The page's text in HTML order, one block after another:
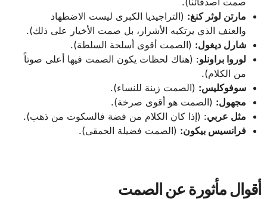
مارتن لوثر كنغ: (التراجيديا الكبرى ليست الاضطهاد
والعنف الذي يرتكبه الأشرار، بل صمت الأخيار على ذلك).
شارل ديغول: (الصمت أقوى أسلحة السلطة).
لوروا براونلو: (هناك لحظات يكون الصمت فيها أعلى صوتاً
من الكلام).
سوفوكليس: (الصمت زينة للنساء).
مجهول: (الصمت هو أقوى صرخة).
مثل عربي: (إذا كان الكلام من فضة فالسكوت من ذهب).
فرانسيس بيكون: (الصمت فضيلة الحمقى).
أقوال مأثورة عن الصمت